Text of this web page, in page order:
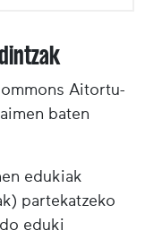
Aitortu-
baten
edukiak
partekatzeko
eduki